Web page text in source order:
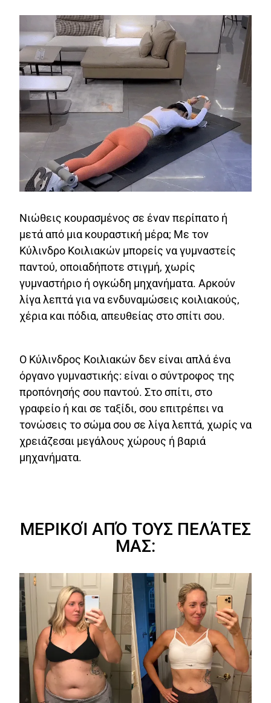
Νιώθεις κουρασμένος σε έναν περίπατο ή
μετά από μια κουραστική μέρα; Με τον
Κύλινδρο Κοιλιακών μπορείς να γυμναστείς
παντού, οποιαδήποτε στιγμή, χωρίς
γυμναστήριο ή ογκώδη μηχανήματα. Αρκούν
λίγα λεπτά για να ενδυναμώσεις κοιλιακούς,
χέρια και πόδια, απευθείας στο σπίτι σου.
Ο Κύλινδρος Κοιλιακών δεν είναι απλά ένα
όργανο γυμναστικής: είναι ο σύντροφος της
προπόνησής σου παντού. Στο σπίτι, στο
γραφείο ή και σε ταξίδι, σου επιτρέπει να
τονώσεις το σώμα σου σε λίγα λεπτά, χωρίς να
χρειάζεσαι μεγάλους χώρους ή βαριά
μηχανήματα.
ΜΕΡΙΚΟΊ ΑΠΌ ΤΟΥΣ ΠΕΛΆΤΕΣ
ΜΑΣ: